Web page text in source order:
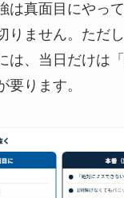
は真面目にやっ
りません。ただ
は、当日だけは
要ります。